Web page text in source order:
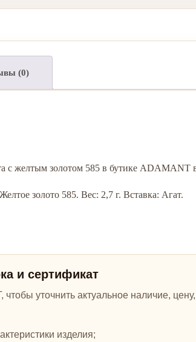
(0)
с желтым золотом 585 в бутике
золото 585. Вес: 2,7 г. Вставка: Агат.
и сертификат
уточнить актуальное наличие,
изделия;